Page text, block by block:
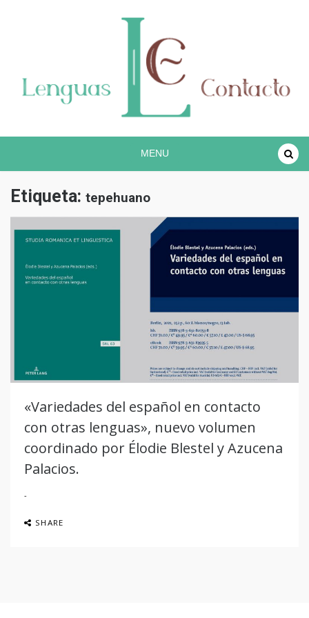
Español en contacto
MENU
Etiqueta: tepehuano
«Variedades del español en contacto
con otras lenguas», nuevo volumen
coordinado por Élodie Blestel y Azucena
Palacios.
SHARE